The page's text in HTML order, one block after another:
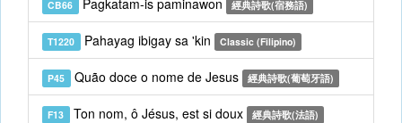
CB66 Pagkatam-is paminawon 經典詩歌(宿務語)
T1220 Pahayag ibigay sa 'kin Classic (Filipino)
P45 Quão doce o nome de Jesus 經典詩歌(葡萄牙語)
F13 Ton nom, ô Jésus, est si doux 經典詩歌(法語)